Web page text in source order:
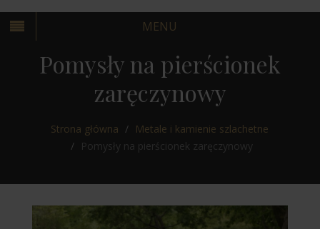
MENU
KRAKÓW
Pomysły na pierścionek
zaręczynowy
Strona główna
Metale i kamienie szlachetne
Pomysły na pierścionek zaręczynowy